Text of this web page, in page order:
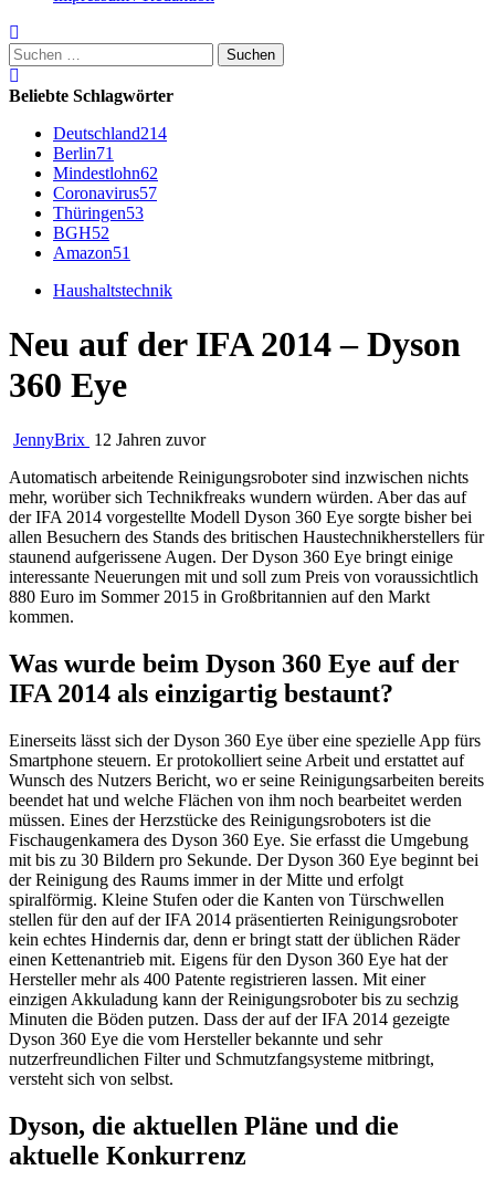
Suchen
nach:
Beliebte Schlagwörter
Deutschland214
Berlin71
Mindestlohn62
Coronavirus57
Thüringen53
BGH52
Amazon51
Haushaltstechnik
Neu auf der IFA 2014 – Dyson
360 Eye
JennyBrix 12 Jahren zuvor
Automatisch arbeitende Reinigungsroboter sind inzwischen nichts
mehr, worüber sich Technikfreaks wundern würden. Aber das auf
der IFA 2014 vorgestellte Modell Dyson 360 Eye sorgte bisher bei
allen Besuchern des Stands des britischen Haustechnikherstellers für
staunend aufgerissene Augen. Der Dyson 360 Eye bringt einige
interessante Neuerungen mit und soll zum Preis von voraussichtlich
880 Euro im Sommer 2015 in Großbritannien auf den Markt
kommen.
Was wurde beim Dyson 360 Eye auf der
IFA 2014 als einzigartig bestaunt?
Einerseits lässt sich der Dyson 360 Eye über eine spezielle App fürs
Smartphone steuern. Er protokolliert seine Arbeit und erstattet auf
Wunsch des Nutzers Bericht, wo er seine Reinigungsarbeiten bereits
beendet hat und welche Flächen von ihm noch bearbeitet werden
müssen. Eines der Herzstücke des Reinigungsroboters ist die
Fischaugenkamera des Dyson 360 Eye. Sie erfasst die Umgebung
mit bis zu 30 Bildern pro Sekunde. Der Dyson 360 Eye beginnt bei
der Reinigung des Raums immer in der Mitte und erfolgt
spiralförmig. Kleine Stufen oder die Kanten von Türschwellen
stellen für den auf der IFA 2014 präsentierten Reinigungsroboter
kein echtes Hindernis dar, denn er bringt statt der üblichen Räder
einen Kettenantrieb mit. Eigens für den Dyson 360 Eye hat der
Hersteller mehr als 400 Patente registrieren lassen. Mit einer
einzigen Akkuladung kann der Reinigungsroboter bis zu sechzig
Minuten die Böden putzen. Dass der auf der IFA 2014 gezeigte
Dyson 360 Eye die vom Hersteller bekannte und sehr
nutzerfreundlichen Filter und Schmutzfangsysteme mitbringt,
versteht sich von selbst.
Dyson, die aktuellen Pläne und die
aktuelle Konkurrenz